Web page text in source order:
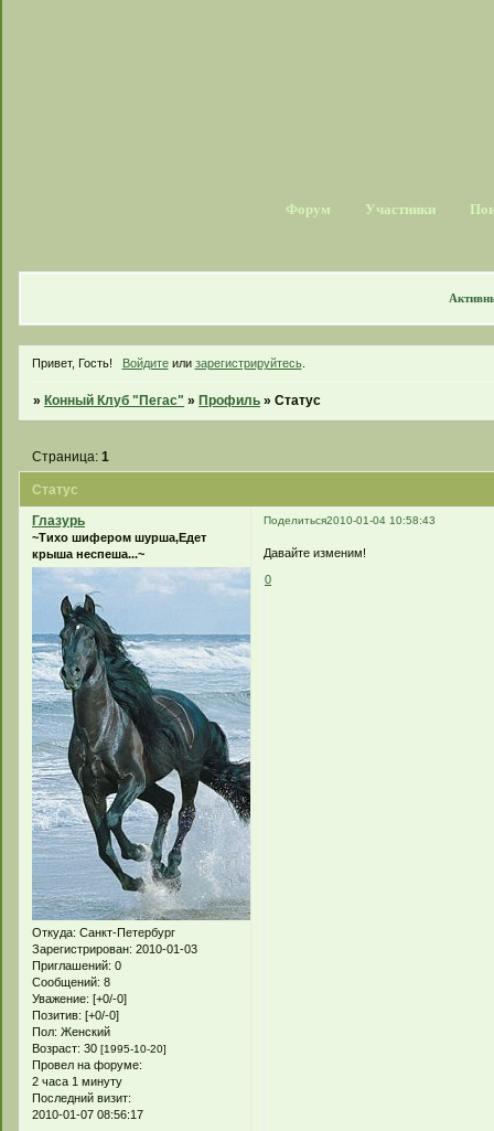
Форум Участники
Привет, Гость! Войдитеили зарегистрируйтесь.
»Конный Клуб "Пегас" »Профиль »Статус
Статус
Страница:1
Поделиться2010-01-04 10:58:43
Глазурь
~Тихо шифером шурша,Едет
крыша неспеша...~
Откуда: Санкт-Петербург
Зарегистрирован: 2010-01-03
Приглашений: 0
Сообщений: 8
Уважение: [+0/-0]
Позитив: [+0/-0]
Пол: Женский
Возраст: 30 [1995-10-20]
Провел на форуме:
2 часа 1 минуту
Последний визит:
2010-01-07 08:56:17
Давайте изменим!
0